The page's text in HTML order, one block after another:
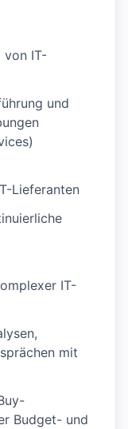
von IT-
und
Lieferanten
IT-
mit
Budget- und